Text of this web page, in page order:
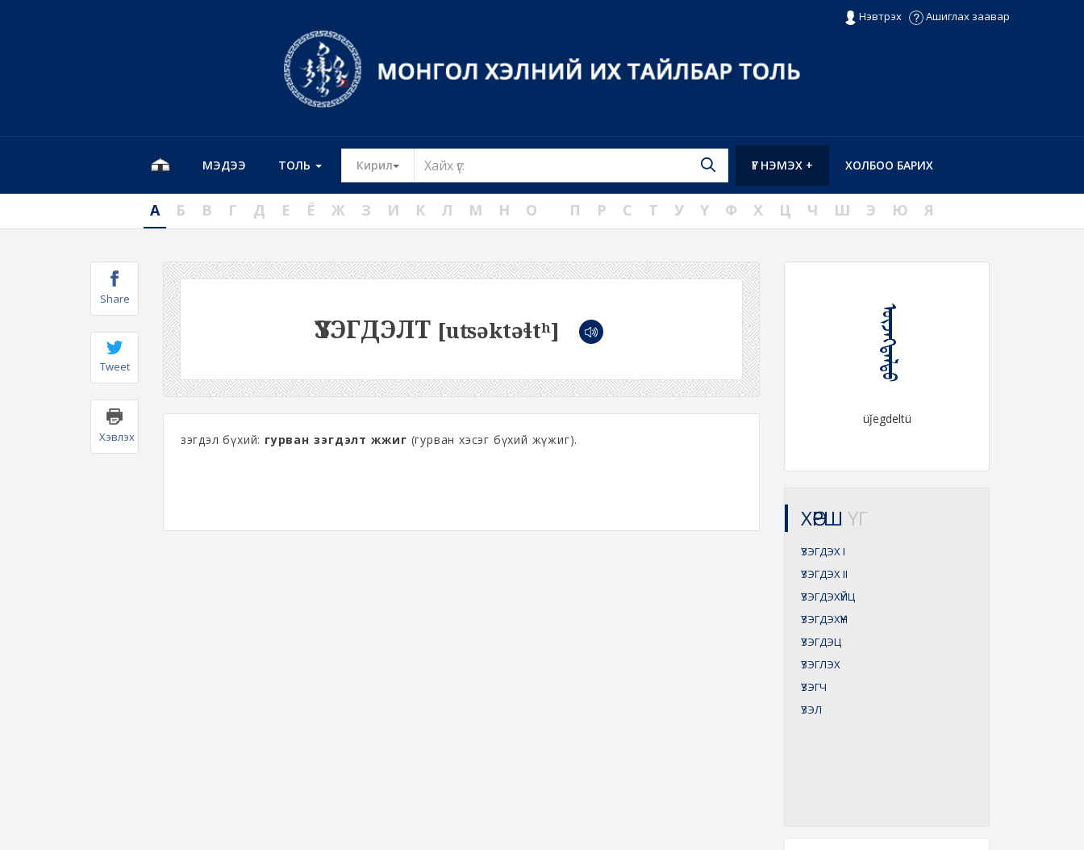
Нэвтрэх Ашиглах заавар
МЭДЭЭ ТОЛЬ Кирил Toggle Dropdown ХОЛБОО БАРИХ
ҮГ НЭМЭХ +
А Б В Г Д Е Ё Ж З И К Л М Н О П Р С Т У Ү Ф Х Ц Ч Ш Э Ю Я
Share
Tweet
Хэвлэх
ҮЗЭГДЭЛТ [uʦəktəɬtʰ]
Үзэгдэл бүхий: гурван үзэгдэлт жүжиг (гурван хэсэг бүхий жүжиг).
ᠦᠵᠡᠭᠳᠡᠯᠲᠦ
üǰegdeltü
ХӨРШ ҮГ
ҮЗЭГДЭХI
ҮЗЭГДЭХII
ҮЗЭГДЭХҮЙЦ
ҮЗЭГДЭХҮҮН
ҮЗЭГДЭЦ
ҮЗЭГЛЭХ
ҮЗЭГЧ
ҮЗЭЛ